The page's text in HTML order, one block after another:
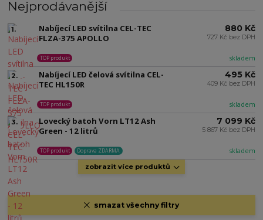
Nejprodávanější
1.
Nabíjecí LED svítilna CEL-TEC
FLZA-375 APOLLO
skladem
TOP produkt
880 Kč
727 Kč bez DPH
2.
Nabíjecí LED čelová svítilna CEL-
TEC HL150R
skladem
TOP produkt
495 Kč
409 Kč bez DPH
3.
Lovecký batoh Vorn LT12 Ash
Green - 12 litrů
skladem
TOP produkt Doprava ZDARMA
7 099 Kč
5 867 Kč bez DPH
zobrazit více produktů
smazat všechny filtry